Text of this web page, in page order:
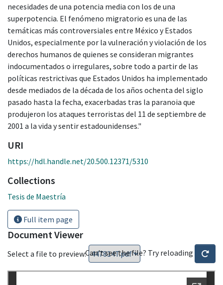
necesidades de una potencia media con los de una
superpotencia. El fenómeno migratorio es una de las
temáticas más controversiales entre México y Estados
Unidos, especialmente por la vulneración y violación de los
derechos humanos de quienes se consideran migrantes
indocumentados o irregulares, sobre todo a partir de las
políticas restrictivas que Estados Unidos ha implementado
desde mediados de la década de los años ochenta del siglo
pasado hasta la fecha, exacerbadas tras la paranoia que
produjeron los ataques terroristas del 11 de septiembre de
2001 a la vida y sentir estadounidenses."
URI
https://hdl.handle.net/20.500.12371/5310
Collections
Tesis de Maestría
Full item page
Document Viewer
Select a file to preview:Can't see the file? Try reloading